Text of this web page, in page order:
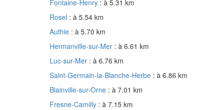
Fontaine-Henry : à 5.31 km
Rosel : à 5.54 km
Authie : à 5.70 km
Hermanville-sur-Mer : à 6.61 km
Luc-sur-Mer : à 6.76 km
Saint-Germain-la-Blanche-Herbe : à 6.86 km
Blainville-sur-Orne : à 7.01 km
Fresne-Camilly : à 7.15 km